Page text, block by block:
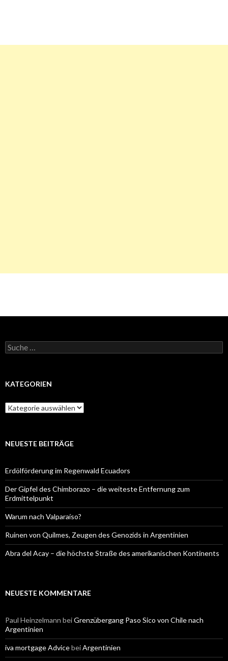
Suche
nach:
KATEGORIEN
Kategorien
NEUESTE BEITRÄGE
Erdölförderung im Regenwald Ecuadors
Der Gipfel des Chimborazo – die weiteste Entfernung zum
Erdmittelpunkt
Warum nach Valparaíso?
Ruinen von Quilmes, Zeugen des Genozids in Argentinien
Abra del Acay – die höchste Straße des amerikanischen Kontinents
NEUESTE KOMMENTARE
Paul Heinzelmann beiGrenzübergang Paso Sico von Chile nach
Argentinien
iva mortgage AdvicebeiArgentinien